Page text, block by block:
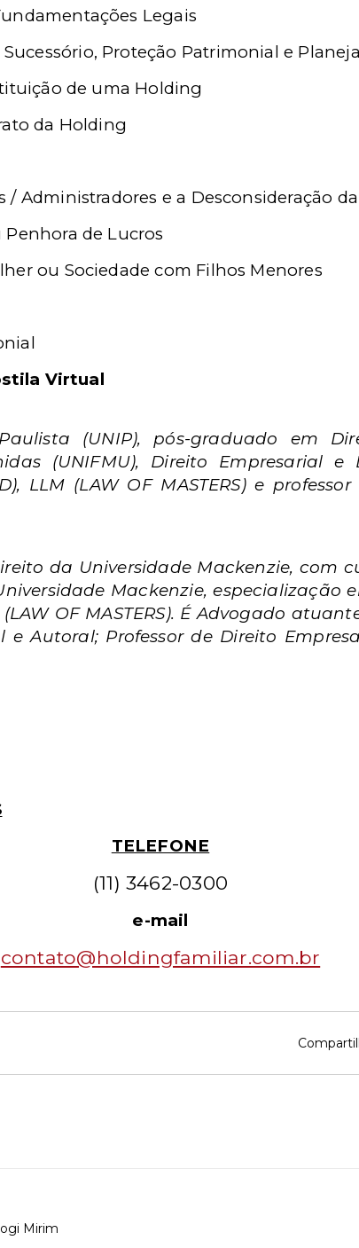
Legais
Proteção Patrimonial e
de uma Holding
da Holding
/ Administradores e a Desconsideração
Penhora de Lucros
ou Sociedade com Filhos Menores
Virtual
(UNIP), pós-graduado em
(UNIFMU), Direito Empresarial
LLM (LAW OF MASTERS) e
da Universidade Mackenzie, com
Mackenzie, especialização
OF MASTERS). É Advogado
Autoral; Professor de Direito
TELEFONE
(11) 3462-0300
e-mail
contato@holdingfamiliar.com.br
Mirim